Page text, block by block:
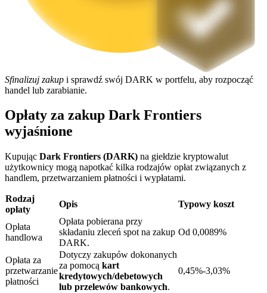
Launchpool
Elastyczne stawianie zakładów, aby zarabiać na popularnych
Blokady BTR
Ekskluzywne inwestycje dla posiadaczy BTR
Sfinalizuj zakup i sprawdź swój DARK w portfelu, aby rozpocząć
handel lub zarabianie.
Opłaty za zakup Dark Frontiers
wyjaśnione
Kupując Dark Frontiers (DARK) na giełdzie kryptowalut
użytkownicy mogą napotkać kilka rodzajów opłat związanych z
handlem, przetwarzaniem płatności i wypłatami.
Rodzaj
opłaty
Opis Typowy koszt
Opłata
handlowa
Opłata pobierana przy
składaniu zleceń spot na zakup
DARK.
Od 0,0089%
Opłata za
przetwarzanie
płatności
Dotyczy zakupów dokonanych
za pomocą kart
kredytowych/debetowych
lub przelewów bankowych.
0,45%-3,03%